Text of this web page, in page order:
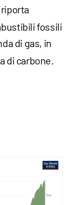
fossili
di gas, in
di carbone.